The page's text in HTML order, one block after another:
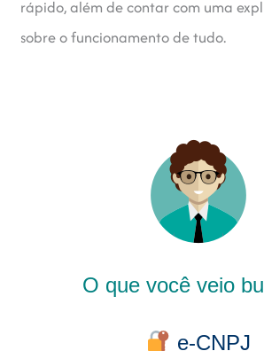
rápido, além de contar com uma
sobre o funcionamento de tudo.
O que você veio
e-CNPJ